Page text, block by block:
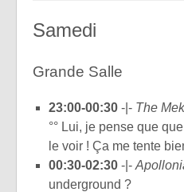
Samedi
Grande Salle
23:00-00:30 -|- The
°° Lui, je pense que
le voir ! Ça me tente
00:30-02:30 -|-
underground ?